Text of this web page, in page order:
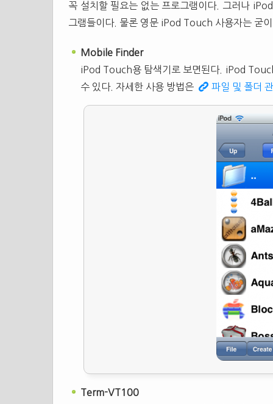
꼭 설치할 필요는 없는 프로그램이다. 그러나
그램들이다. 물론 영문 iPod Touch 사용자는 굳
Mobile Finder
iPod Touch용 탐색기로 보면된다. iPod
수 있다. 자세한 사용 방법은
파일 및 폴더
Term-VT100